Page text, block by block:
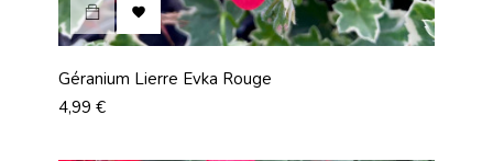

Géranium Lierre Evka Rouge
Prix
4,99 €